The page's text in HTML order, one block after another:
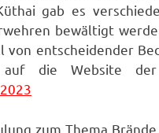
gab es
bewältigt
entscheidender
die Website der
zum Thema